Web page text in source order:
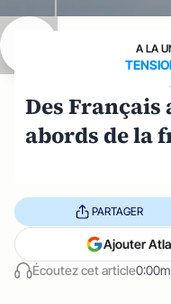
A LA
Des Français
abords de la
Écoutez cet article
PARTAGER
Ajouter